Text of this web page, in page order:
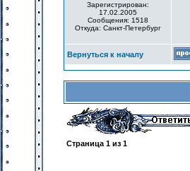
Зарегистрирован:
17.02.2005
Сообщения: 1518
Откуда: Санкт-Петербург
Вернуться к началу
Страница 1 из 1